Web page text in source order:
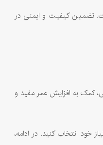
تضمین کیفیت و ایمنی در
کمک به افزایش عمر مفید و
خود انتخاب کنید. در ادامه،